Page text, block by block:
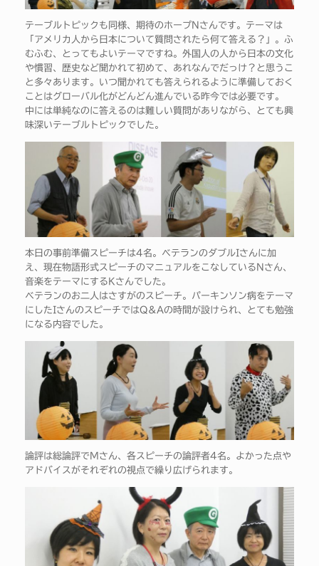
テーブルトピックも同様、期待のホープNさんです。テーマは
「アメリカ人から日本について質問されたら何て答える？」。ふ
むふむ、とってもよいテーマですね。外国人の人から日本の文化
や慣習、歴史など聞かれて初めて、あれなんでだっけ？と思うこ
と多々あります。いつ聞かれても答えられるように準備しておく
ことはグローバル化がどんどん進んでいる昨今では必要です。
中には単純なのに答えるのは難しい質問がありながら、とても興
味深いテーブルトピックでした。
本日の事前準備スピーチは4名。ベテランのダブルIさんに加
え、現在物語形式スピーチのマニュアルをこなしているNさん、
音楽をテーマにするKさんでした。
ベテランのお二人はさすがのスピーチ。パーキンソン病をテーマ
にしたIさんのスピーチではQ&Aの時間が設けられ、とても勉強
になる内容でした。
論評は総論評でMさん、各スピーチの論評者4名。よかった点や
アドバイスがそれぞれの視点で繰り広げられます。